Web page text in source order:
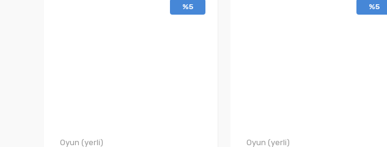
%5
Oyun (yerli)
%5
Oyun (yerli)